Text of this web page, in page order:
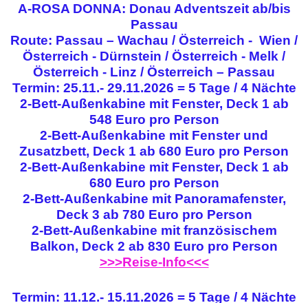
A-ROSA DONNA: Donau Adventszeit ab/bis
Passau
Route: Passau – Wachau / Österreich - Wien /
Österreich - Dürnstein / Österreich - Melk /
Österreich - Linz / Österreich – Passau
Termin: 25.11.- 29.11.2026 = 5 Tage / 4 Nächte
2-Bett-Außenkabine mit Fenster, Deck 1 ab
548 Euro pro Person
2-Bett-Außenkabine mit Fenster und
Zusatzbett, Deck 1 ab 680 Euro pro Person
2-Bett-Außenkabine mit Fenster, Deck 1 ab
680 Euro pro Person
2-Bett-Außenkabine mit Panoramafenster,
Deck 3 ab 780 Euro pro Person
2-Bett-Außenkabine mit französischem
Balkon, Deck 2 ab 830 Euro pro Person
>>>Reise-Info<<<
Termin: 11.12.- 15.11.2026 = 5 Tage / 4 Nächte